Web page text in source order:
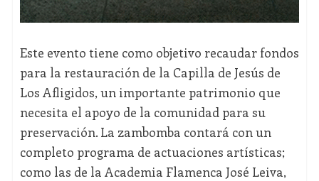
Este evento tiene como objetivo recaudar fondos
para la restauración de la Capilla de Jesús de
Los Afligidos, un importante patrimonio que
necesita el apoyo de la comunidad para su
preservación. La zambomba contará con un
completo programa de actuaciones artísticas;
como las de la Academia Flamenca José Leiva,